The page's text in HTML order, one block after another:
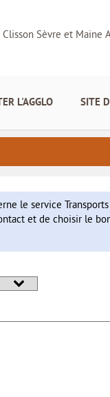
Clisson Sèvre et Maine
L'AGGLO SITE
le service
et de choisir le